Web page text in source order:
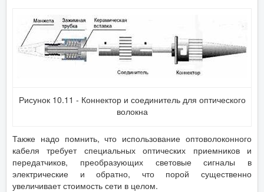
Рисунок 10.11 - Коннектор и соединитель для оптического
волокна
Также надо помнить, что использование оптоволоконного
кабеля требует специальных оптических приемников и
передатчиков, преобразующих световые сигналы в
электрические и обратно, что порой существенно
увеличивает стоимость сети в целом.